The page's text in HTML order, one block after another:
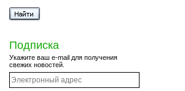
Подписка
Укажите ваш e-mail для получения
свежих новостей.